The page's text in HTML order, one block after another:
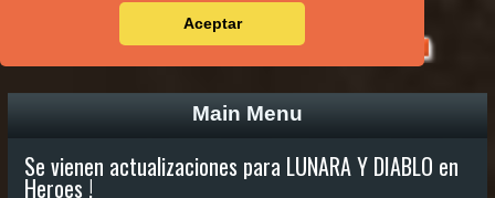
Aceptar
Main Menu
Se vienen actualizaciones para LUNARA Y DIABLO en
Heroes !